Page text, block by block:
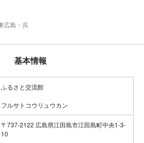
広島・呉
基本情報
ふるさと交流館
フルサトコウリュウカン
〒737-2122 広島県江田島市江田島町中央1-3-
10